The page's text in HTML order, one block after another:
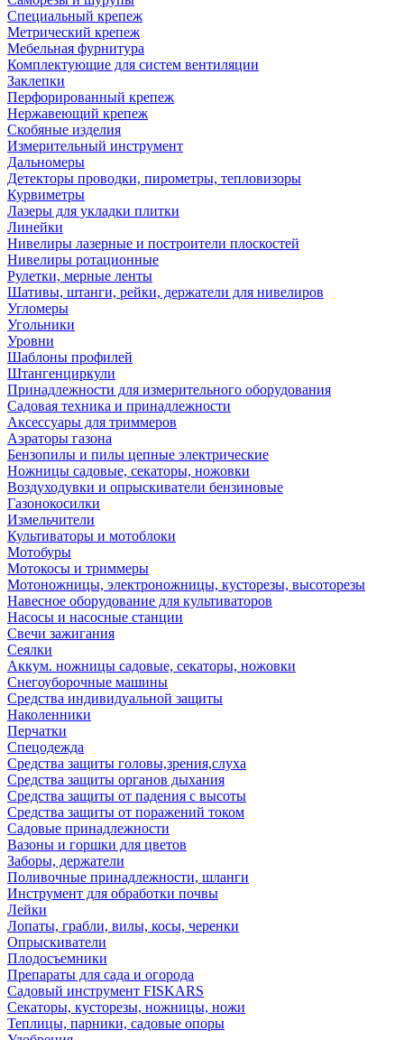
Специальный крепеж
Метрический крепеж
Мебельная фурнитура
Комплектующие для систем вентиляции
Заклепки
Перфорированный крепеж
Нержавеющий крепеж
Скобяные изделия
Измерительный инструмент
Дальномеры
Детекторы проводки, пирометры, тепловизоры
Курвиметры
Лазеры для укладки плитки
Линейки
Нивелиры лазерные и построители плоскостей
Нивелиры ротационные
Рулетки, мерные ленты
Шативы, штанги, рейки, держатели для нивелиров
Угломеры
Угольники
Уровни
Шаблоны профилей
Штангенциркули
Принадлежности для измерительного оборудования
Садовая техника и принадлежности
Аксессуары для триммеров
Аэраторы газона
Бензопилы и пилы цепные электрические
Ножницы садовые, секаторы, ножовки
Воздуходувки и опрыскиватели бензиновые
Газонокосилки
Измельчители
Культиваторы и мотоблоки
Мотобуры
Мотокосы и триммеры
Мотоножницы, электроножницы, кусторезы, высоторезы
Навесное оборудование для культиваторов
Насосы и насосные станции
Свечи зажигания
Сеялки
Аккум. ножницы садовые, секаторы, ножовки
Снегоуборочные машины
Средства индивидуальной защиты
Наколенники
Перчатки
Спецодежда
Средства защиты головы,зрения,слуха
Средства защиты органов дыхания
Средства защиты от падения с высоты
Средства защиты от поражений током
Садовые принадлежности
Вазоны и горшки для цветов
Заборы, держатели
Поливочные принадлежности, шланги
Инструмент для обработки почвы
Лейки
Лопаты, грабли, вилы, косы, черенки
Опрыскиватели
Плодосъемники
Препараты для сада и огорода
Садовый инструмент FISKARS
Секаторы, кусторезы, ножницы, ножи
Теплицы, парники, садовые опоры